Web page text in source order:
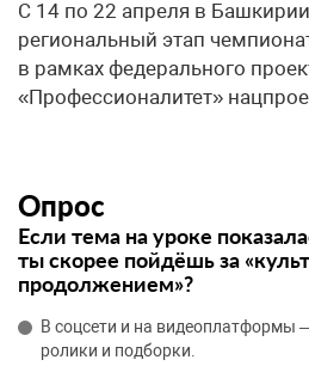
С 14 по 22 апреля в Башкирии
региональный этап
в рамках федерального
«Профессионалитет»
Опрос
Если тема на уроке
ты скорее пойдёшь за
продолжением»?
В соцсети и на видеоплатформы
ролики и подборки.